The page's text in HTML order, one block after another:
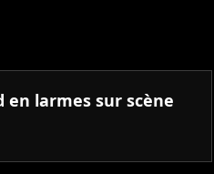
en larmes sur scène